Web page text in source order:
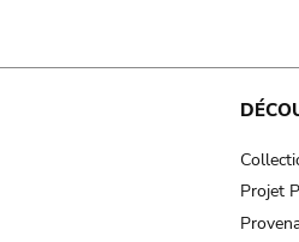
Projet